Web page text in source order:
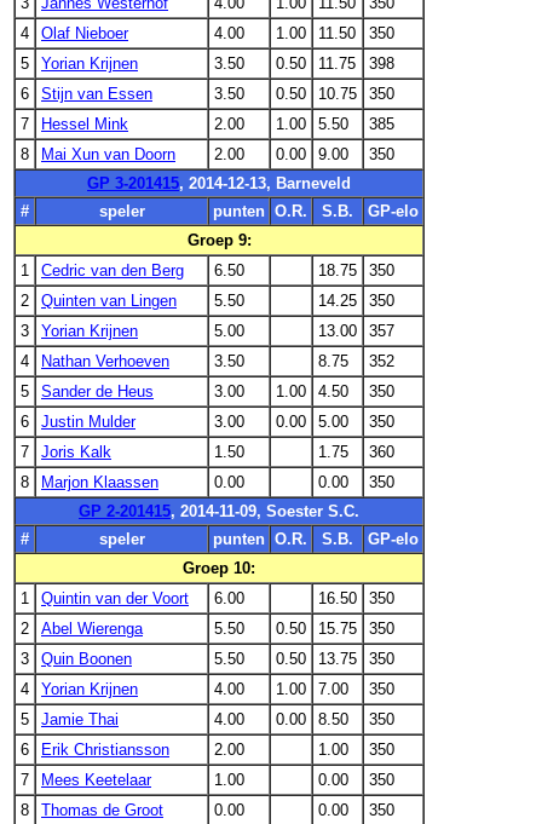
4
Olaf Nieboer 4.00 1.00 11.50
350
5
Yorian Krijnen 3.50 0.50 11.75
398
6
Stijn van Essen 3.50 0.50 10.75
350
7
Hessel Mink 2.00 1.00 5.50
385
8
Mai Xun van Doorn 2.00 0.00 9.00
350
GP 3-201415, 2014-12-13, Barneveld
#
speler punten O.R. S.B.
GP-elo
Groep 9:
1
Cedric van den Berg 6.50 18.75
350
2
Quinten van Lingen 5.50 14.25
350
3
Yorian Krijnen 5.00 13.00
357
4
Nathan Verhoeven 3.50 8.75
352
5
Sander de Heus 3.00 1.00 4.50
350
6
Justin Mulder 3.00 0.00 5.00
350
7
Joris Kalk 1.50 1.75
360
8
Marjon Klaassen 0.00 0.00
350
GP 2-201415, 2014-11-09, Soester S.C.
#
speler punten O.R. S.B.
GP-elo
Groep 10:
1
Quintin van der Voort 6.00 16.50
350
2
Abel Wierenga 5.50 0.50 15.75
350
3
Quin Boonen 5.50 0.50 13.75
350
4
Yorian Krijnen 4.00 1.00 7.00
350
5
Jamie Thai 4.00 0.00 8.50
350
6
Erik Christiansson 2.00 1.00
350
7
Mees Keetelaar 1.00 0.00
350
8
Thomas de Groot 0.00 0.00 350